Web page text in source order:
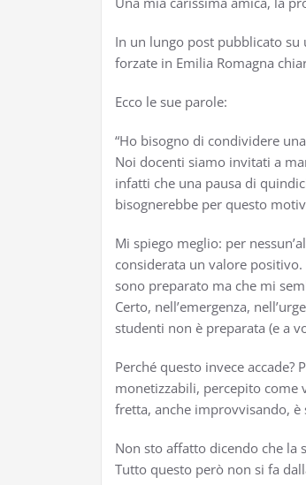
In un lungo post pubblicato
forzate in Emilia Romagna
Ecco le sue parole:
“Ho bisogno di condividere
Noi docenti siamo invitati a
infatti che una pausa di
bisognerebbe per questo
Mi spiego meglio: per
considerata un valore
sono preparato ma che mi
Certo, nell’emergenza,
studenti non è preparata (e a
Perché questo invece
monetizzabili, percepito come
fretta, anche improvvisando, è
Non sto affatto dicendo che la
Tutto questo però non si fa